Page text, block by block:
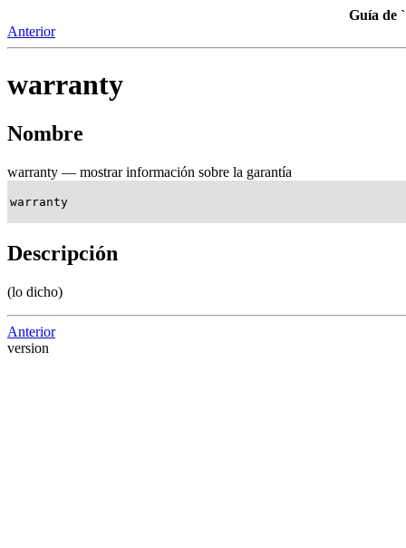
Guía de
Anterior
warranty
Nombre
warranty — mostrar información sobre la garantía
warranty
Descripción
(lo dicho)
Anterior
version